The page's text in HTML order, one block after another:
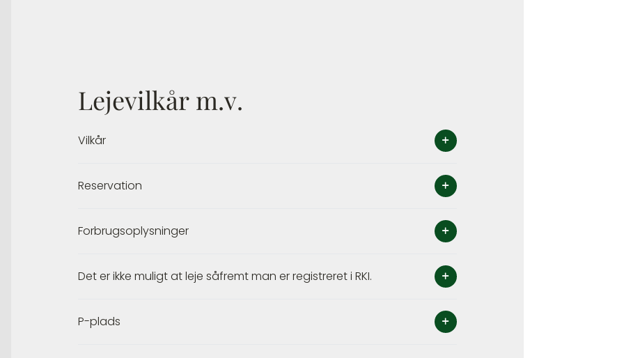
Lejevilkår m.v.
Vilkår
Reservation
Forbrugsoplysninger
Det er ikke muligt at leje såfremt man er registreret i RKI.
P-plads